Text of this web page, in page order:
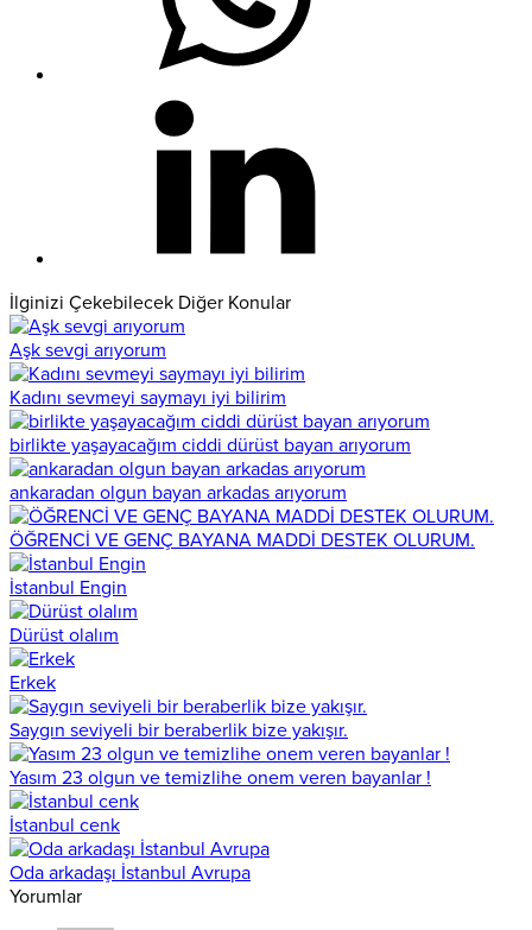
İlginizi Çekebilecek Diğer Konular
Aşk sevgi arıyorum
Kadını sevmeyi saymayı iyi bilirim
birlikte yaşayacağım ciddi dürüst bayan arıyorum
ankaradan olgun bayan arkadas arıyorum
ÖĞRENCİ VE GENÇ BAYANA MADDİ DESTEK OLURUM.
İstanbul Engin
Dürüst olalım
Erkek
Saygın seviyeli bir beraberlik bize yakışır.
Yasım 23 olgun ve temizlihe onem veren bayanlar !
İstanbul cenk
Oda arkadaşı İstanbul Avrupa
Yorumlar